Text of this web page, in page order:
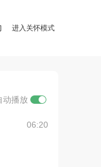
进入关怀模式
动播放
06:20